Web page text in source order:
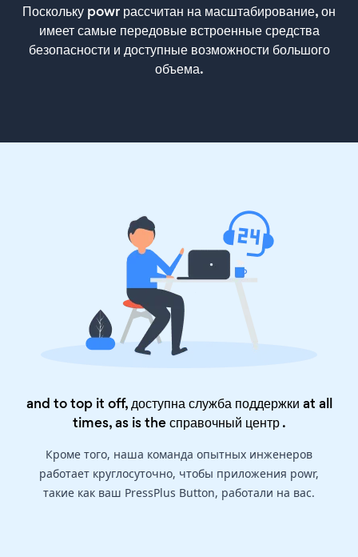
Поскольку powr рассчитан на масштабирование, он
имеет самые передовые встроенные средства
безопасности и доступные возможности большого
объема.
and to top it off, доступна служба поддержки at all
times, as is theсправочный центр.
Кроме того, наша команда опытных инженеров
работает круглосуточно, чтобы приложения powr,
такие как ваш PressPlus Button, работали на вас.